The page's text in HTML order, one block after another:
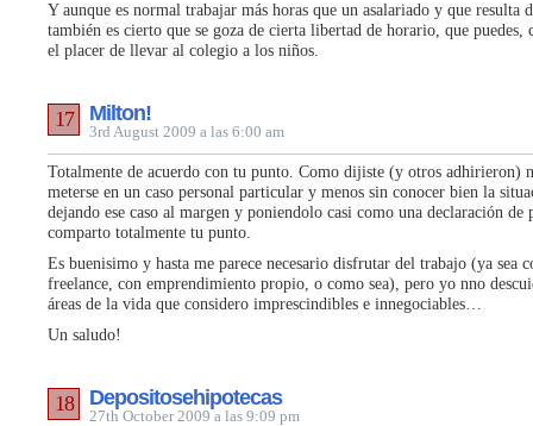
Y aunque es normal trabajar más horas que un asalariado y que resulta
también es cierto que se goza de cierta libertad de horario, que puedes,
el placer de llevar al colegio a los niños.
Milton!
3rd August 2009 a las 6:00 am
17
Totalmente de acuerdo con tu punto. Como dijiste (y otros adhirieron)
meterse en un caso personal particular y menos sin conocer bien la
dejando ese caso al margen y poniendolo casi como una declaración de
comparto totalmente tu punto.
Es buenisimo y hasta me parece necesario disfrutar del trabajo (ya sea
freelance, con emprendimiento propio, o como sea), pero yo nno
áreas de la vida que considero imprescindibles e innegociables…
Un saludo!
Depositosehipotecas
27th October 2009 a las 9:09 pm
18